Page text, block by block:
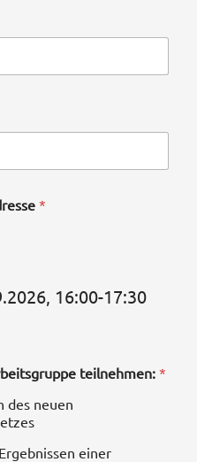
*
16:00-17:30
teilnehmen: *
des neuen
einer